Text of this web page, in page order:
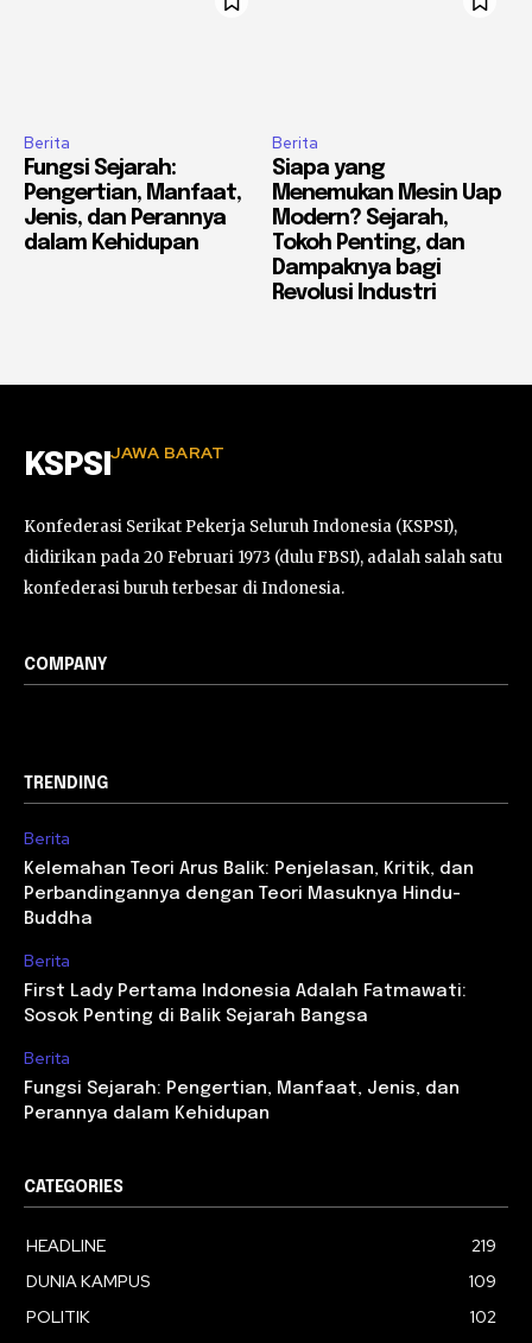
Berita
Fungsi Sejarah:
Pengertian, Manfaat,
Jenis, dan Perannya
dalam Kehidupan
Berita
Siapa yang
Menemukan Mesin Uap
Modern? Sejarah,
Tokoh Penting, dan
Dampaknya bagi
Revolusi Industri
KSPSI JAWA BARAT
Konfederasi Serikat Pekerja Seluruh Indonesia (KSPSI),
didirikan pada 20 Februari 1973 (dulu FBSI), adalah salah satu
konfederasi buruh terbesar di Indonesia.
COMPANY
TRENDING
Berita
Kelemahan Teori Arus Balik: Penjelasan, Kritik, dan
Perbandingannya dengan Teori Masuknya Hindu-
Buddha
Berita
First Lady Pertama Indonesia Adalah Fatmawati:
Sosok Penting di Balik Sejarah Bangsa
Berita
Fungsi Sejarah: Pengertian, Manfaat, Jenis, dan
Perannya dalam Kehidupan
CATEGORIES
HEADLINE
219
DUNIA KAMPUS
109
POLITIK
102